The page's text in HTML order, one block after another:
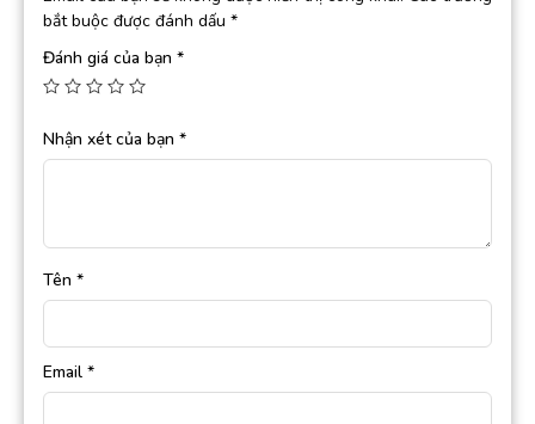
bắt buộc được đánh dấu *
Đánh giá của bạn *
Nhận xét của bạn *
Tên *
Email *